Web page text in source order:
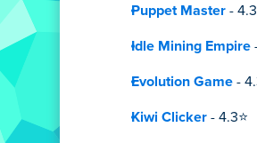
Puppet Master -
Idle Mining Empire
Evolution Game -
Kiwi Clicker - 4.3⭐